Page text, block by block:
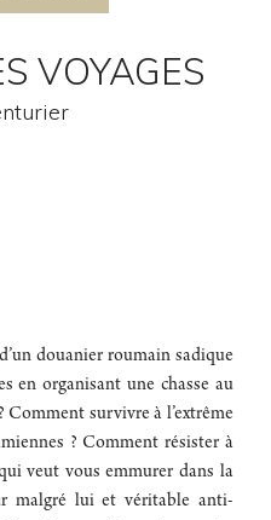
VOYAGES
douanier roumain sadique
en organisant une chasse au
survivre à l’extrême
? Comment résister à
veut vous emmurer dans la
malgré lui et véritable anti-